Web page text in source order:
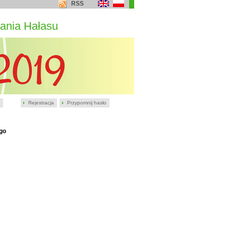
Rejestracja Przypomnij hasło
RSS
Hałasu